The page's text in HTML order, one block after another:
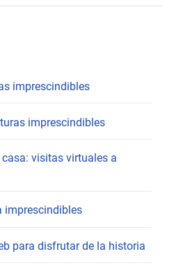
imprescindibles
imprescindibles
visitas virtuales a
imprescindibles
para disfrutar de la historia